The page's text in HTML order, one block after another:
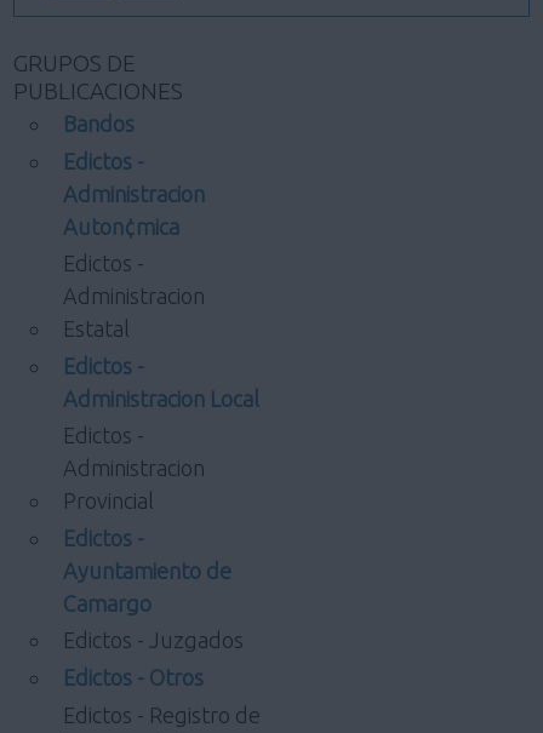
GRUPOS DE
PUBLICACIONES
Bandos
Edictos -
Administracion
Auton¢mica
Edictos -
Administracion
Estatal
Edictos -
Administracion Local
Edictos -
Administracion
Provincial
Edictos -
Ayuntamiento de
Camargo
Edictos - Juzgados
Edictos - Otros
Edictos - Registro de